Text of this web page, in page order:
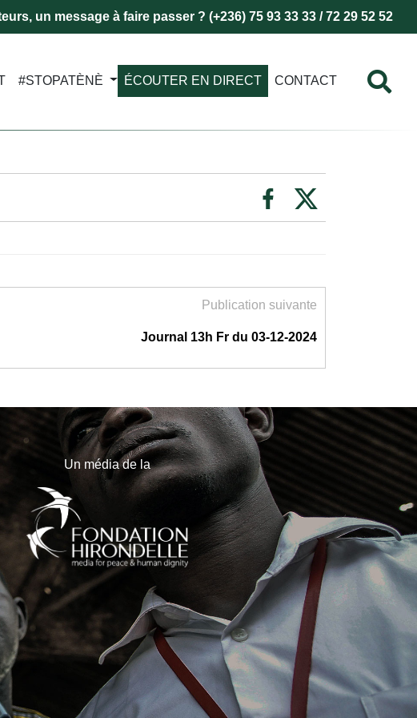
un message à faire passer ? (+236) 75 93 33 33 / 72 29 52 52
#STOPATÈNÈ ÉCOUTER EN DIRECT CONTACT
Publication suivante
Journal 13h Fr du 03-12-2024
Un média de la